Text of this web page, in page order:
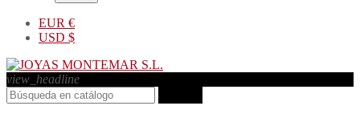
EUR €
USD $
view_headline